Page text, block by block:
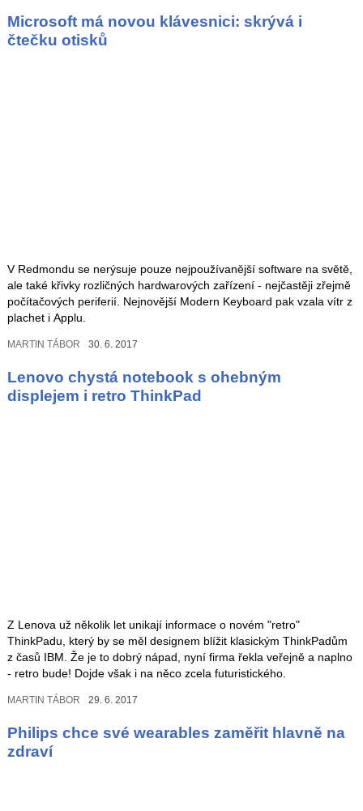
Microsoft má novou klávesnici: skrývá i
čtečku otisků
V Redmondu se nerýsuje pouze nejpoužívanější software na světě,
ale také křivky rozličných hardwarových zařízení - nejčastěji zřejmě
počítačových periferií. Nejnovější Modern Keyboard pak vzala vítr z
plachet i Applu.
MARTIN TÁBOR 30. 6. 2017
Lenovo chystá notebook s ohebným
displejem i retro ThinkPad
Z Lenova už několik let unikají informace o novém "retro"
ThinkPadu, který by se měl designem blížit klasickým ThinkPadům
z časů IBM. Že je to dobrý nápad, nyní firma řekla veřejně a naplno
- retro bude! Dojde však i na něco zcela futuristického.
MARTIN TÁBOR 29. 6. 2017
Philips chce své wearables zaměřit hlavně na
zdraví